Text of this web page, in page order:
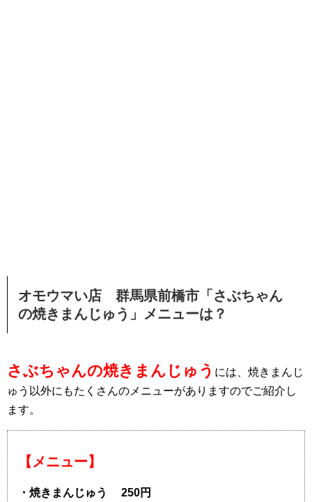
オモウマい店 群馬県前橋市「さぶちゃん
の焼きまんじゅう」メニューは？
さぶちゃんの焼きまんじゅう には、焼きまんじ
ゅう以外にもたくさんのメニューがありますのでご紹介し
ます。
【メニュー】
・焼きまんじゅう 250円